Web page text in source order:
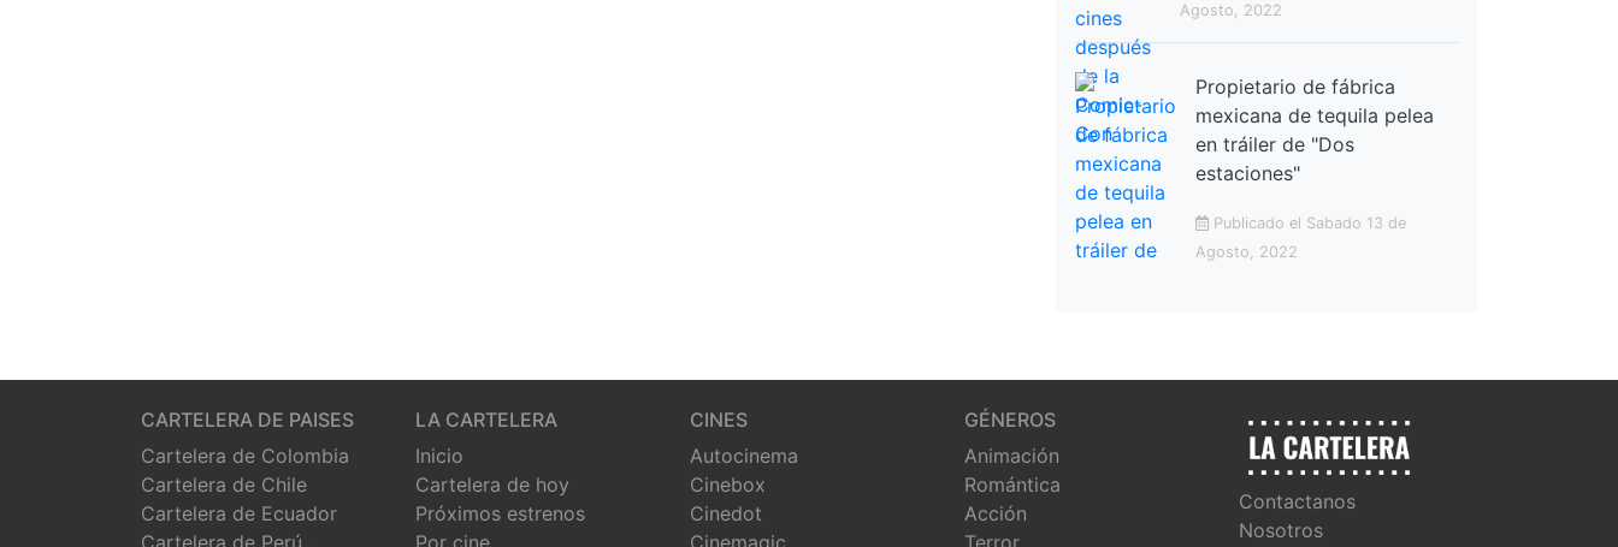
Agosto, 2022
Propietario de fábrica
mexicana de tequila pelea
en tráiler de "Dos
estaciones"
Publicado el Sabado 13 de
Agosto, 2022
CARTELERA DE PAISES
Cartelera de Colombia
Cartelera de Chile
Cartelera de Ecuador
LA CARTELERA
Inicio
Cartelera de hoy
Próximos estrenos
CINES
Autocinema
Cinebox
Cinedot
GÉNEROS
Animación
Romántica
Acción
Contactanos
Nosotros